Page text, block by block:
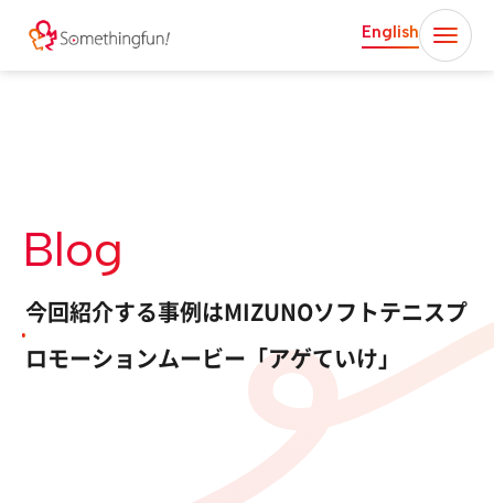
English
Blog
今回紹介する事例はMIZUNOソフトテニスプ
ロモーションムービー「アゲていけ」